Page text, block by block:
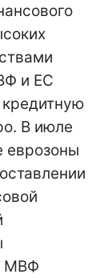
и ЕС
В июле
еврозоны
МВФ